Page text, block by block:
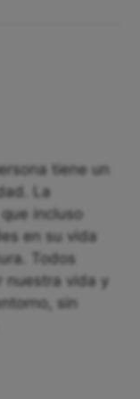
tiene un
La
incluso
en su vida
Todos
nuestra vida y
sin